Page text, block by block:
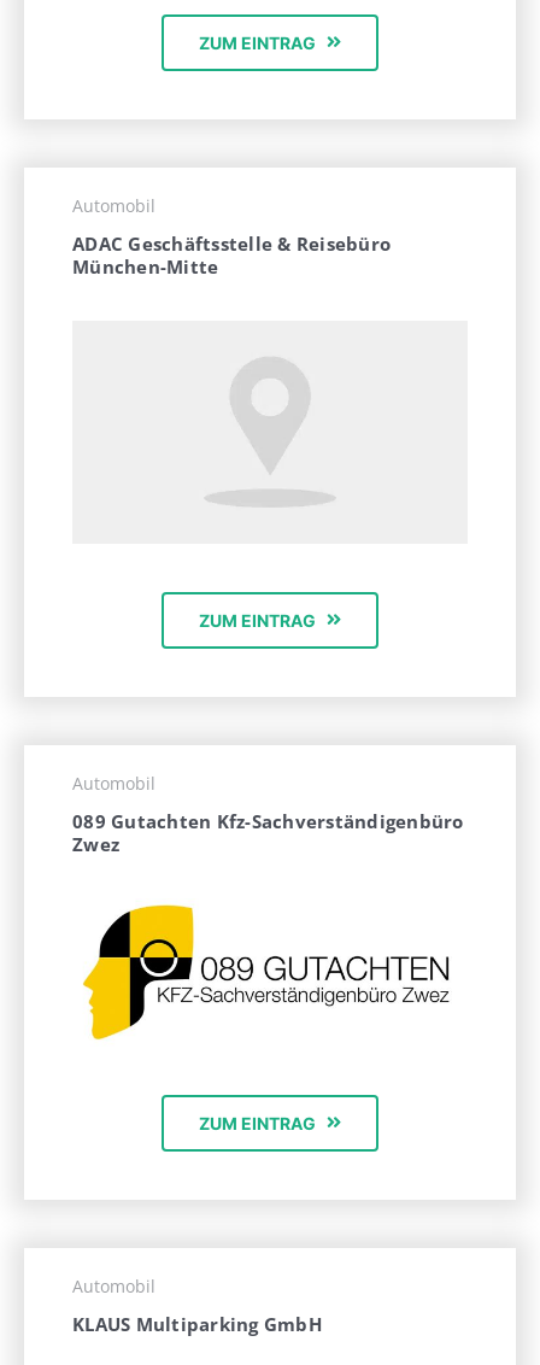
ZUM EINTRAG
Automobil
ADAC Geschäftsstelle & Reisebüro
München-Mitte
ZUM EINTRAG
Automobil
089 Gutachten Kfz-Sachverständigenbüro
Zwez
ZUM EINTRAG
Automobil
KLAUS Multiparking GmbH